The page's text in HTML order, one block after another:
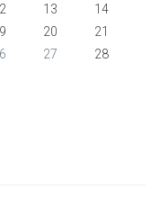
13
14
20
21
27
28